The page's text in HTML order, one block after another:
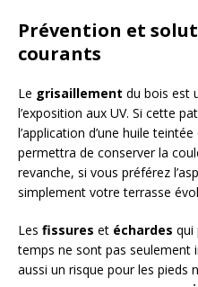
Prévention et
courants
Le grisaillement du bois est
l’exposition aux UV. Si cette
l’application d’une huile
permettra de conserver la
revanche, si vous préférez
simplement votre terrasse
Les fissures et échardes qui
temps ne sont pas seulement
aussi un risque pour les pieds